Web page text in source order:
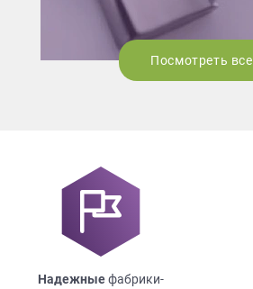
Посмотреть все
Надежныефабрики-